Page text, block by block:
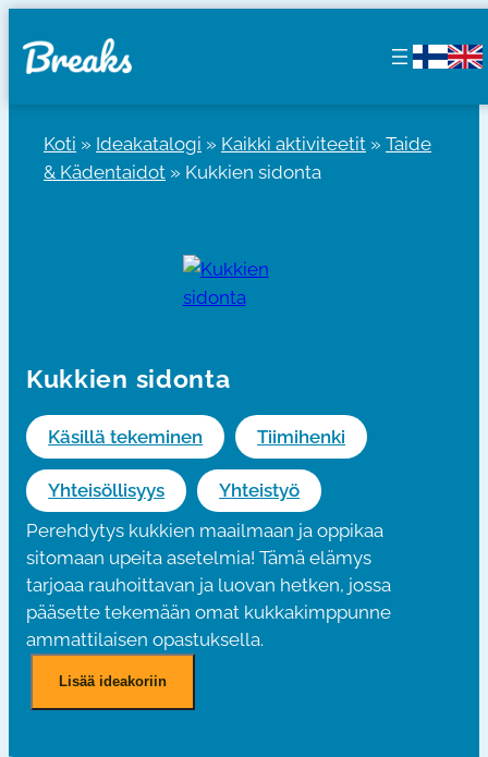
sisältöön
Koti » Ideakatalogi » Kaikki aktiviteetit » Taide
& Kädentaidot » Kukkien sidonta
Kukkien sidonta
Käsillä tekeminen Tiimihenki
Yhteisöllisyys
Yhteistyö
Perehdytys kukkien maailmaan ja oppikaa
sitomaan upeita asetelmia! Tämä elämys
tarjoaa rauhoittavan ja luovan hetken, jossa
pääsette tekemään omat kukkakimppunne
ammattilaisen opastuksella.
Lisää ideakoriin